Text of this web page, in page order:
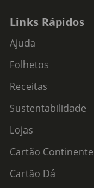
Links Rápidos
Ajuda
Folhetos
Receitas
Sustentabilidade
Lojas
Cartão Continente
Cartão Dá